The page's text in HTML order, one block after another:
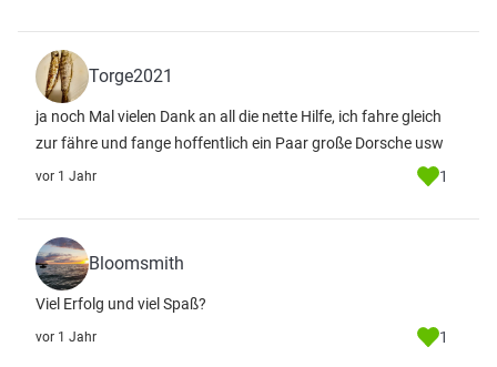
Torge2021
ja noch Mal vielen Dank an all die nette Hilfe, ich fahre gleich
zur fähre und fange hoffentlich ein Paar große Dorsche usw
vor 1 Jahr 1
Bloomsmith
Viel Erfolg und viel Spaß?
vor 1 Jahr 1